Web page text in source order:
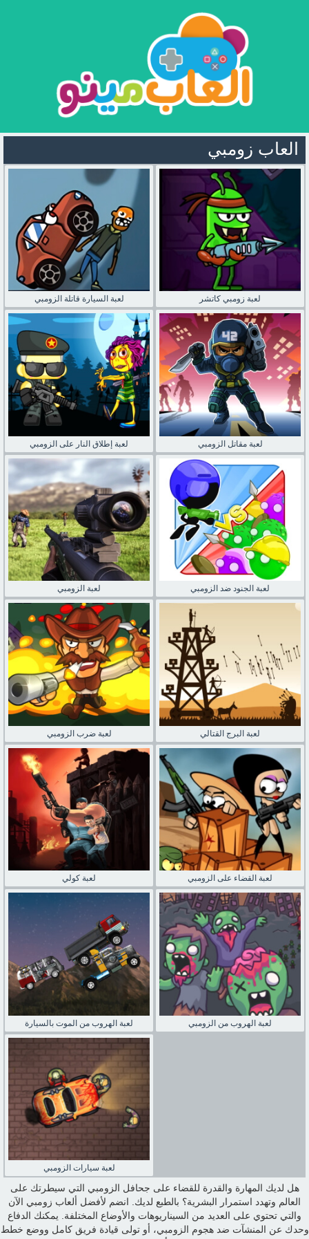
العاب زومبي
لعبة السيارة قاتلة الزومبي لعبة زومبي كاتشر
لعبة إطلاق النار على الزومبي لعبة مقاتل الزومبي
لعبة الزومبي لعبة الجنود ضد الزومبي
لعبة ضرب الزومبي لعبة البرج القتالي
لعبة كولي لعبة القضاء على الزومبي
لعبة الهروب من الموت بالسيارة لعبة الهروب من الزومبي
لعبة سيارات الزومبي
هل لديك المهارة والقدرة للقضاء على جحافل الزومبي التي سيطرتك على
العالم وتهدد استمرار البشرية؟ بالطبع لديك. انضم لأفضل ألعاب زومبي الآن
والتي تحتوي على العديد من السيناريوهات والأوضاع المختلفة. يمكنك الدفاع
وحدك عن المنشآت ضد هجوم الزومبي، أو تولى قيادة فريق كامل ووضع خطط